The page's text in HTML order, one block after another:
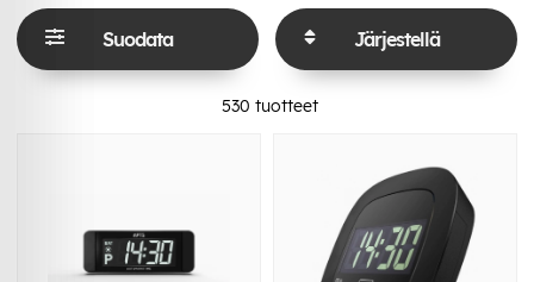
Suodata Järjestellä
530 tuotteet